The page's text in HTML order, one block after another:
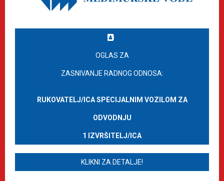
OGLAS ZA
ZASNIVANJE RADNOG ODNOSA:
RUKOVATELJ/ICA SPECIJALNIM VOZILOM ZA
ODVODNJU
1 IZVRŠITELJ/ICA
KLIKNI ZA DETALJE!